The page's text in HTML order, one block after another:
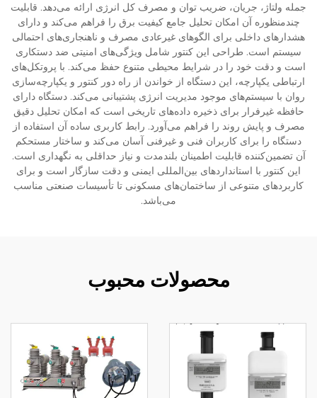
جمله ولتاژ، جریان، ضریب توان و مصرف کل انرژی ارائه می‌دهد. قابلیت
چندمنظوره آن امکان تحلیل جامع کیفیت برق را فراهم می‌کند و دارای
هشدارهای داخلی برای الگوهای غیرعادی مصرف و ناهنجاری‌های احتمالی
سیستم است. طراحی این کنتور شامل ویژگی‌های امنیتی ضد دستکاری
است و دقت خود را در شرایط محیطی متنوع حفظ می‌کند. با پروتکل‌های
ارتباطی یکپارچه، این دستگاه از خواندن از راه دور کنتور و یکپارچه‌سازی
روان با سیستم‌های موجود مدیریت انرژی پشتیبانی می‌کند. دستگاه دارای
حافظه غیرفرار برای ذخیره داده‌های تاریخی است که امکان تحلیل دقیق
مصرف و پایش روند را فراهم می‌آورد. رابط کاربری ساده آن استفاده از
دستگاه را برای کاربران فنی و غیرفنی آسان می‌کند و ساختار مستحکم
آن تضمین‌کننده قابلیت اطمینان بلندمدت و نیاز حداقلی به نگهداری است.
این کنتور با استانداردهای بین‌المللی ایمنی و دقت سازگار است و برای
کاربردهای متنوعی از ساختمان‌های مسکونی تا تأسیسات صنعتی مناسب
می‌باشد.
محصولات محبوب